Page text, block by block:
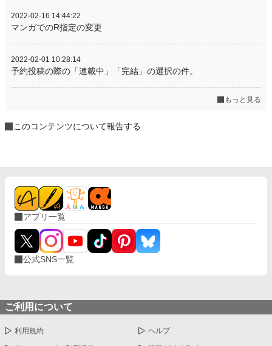
2022-02-16 14:44:22
マンガでのR指定の変更
2022-02-01 10:28:14
予約投稿の際の「連載中」「完結」の選択の件。
もっと見る
このコンテンツについて報告する
アプリ一覧
公式SNS一覧
ご利用について
利用規約 ヘルプ